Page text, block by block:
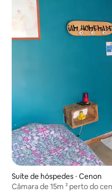
Suíte de hóspedes ⋅ Cenon
Câmara de 15m ² perto do